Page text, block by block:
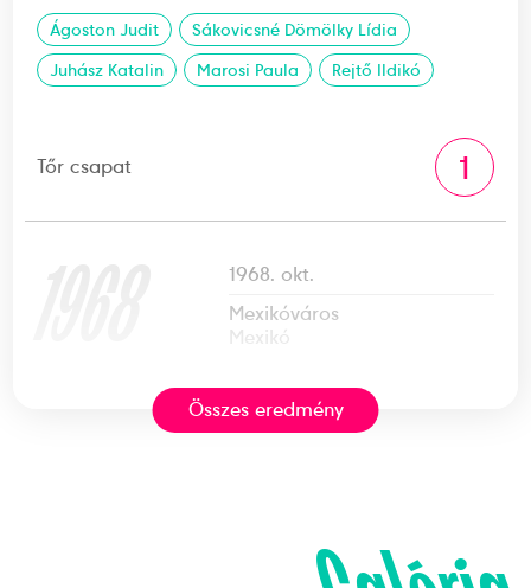
Ágoston Judit
Sákovicsné Dömölky Lídia
Juhász Katalin
Marosi Paula Rejtő Ildikó
Tőr csapat 1
1968. okt.
Mexikóváros
Mexikó
XIX. nyári olimpiai játékok
Összes eredmény